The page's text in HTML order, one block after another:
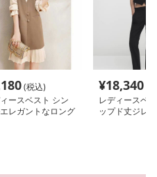
(税込)
ースベスト シン
レガントなロング
¥18,340
レディースベ
ップド丈ジレ